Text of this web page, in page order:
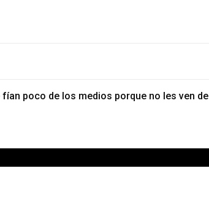
poco de los medios porque no les ven de